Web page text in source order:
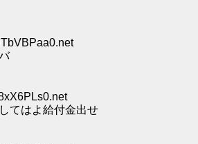
てはよ給付金出せ